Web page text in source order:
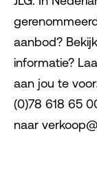
aanbod?
informatie?
aan jou te
(0)78 618 65
naar